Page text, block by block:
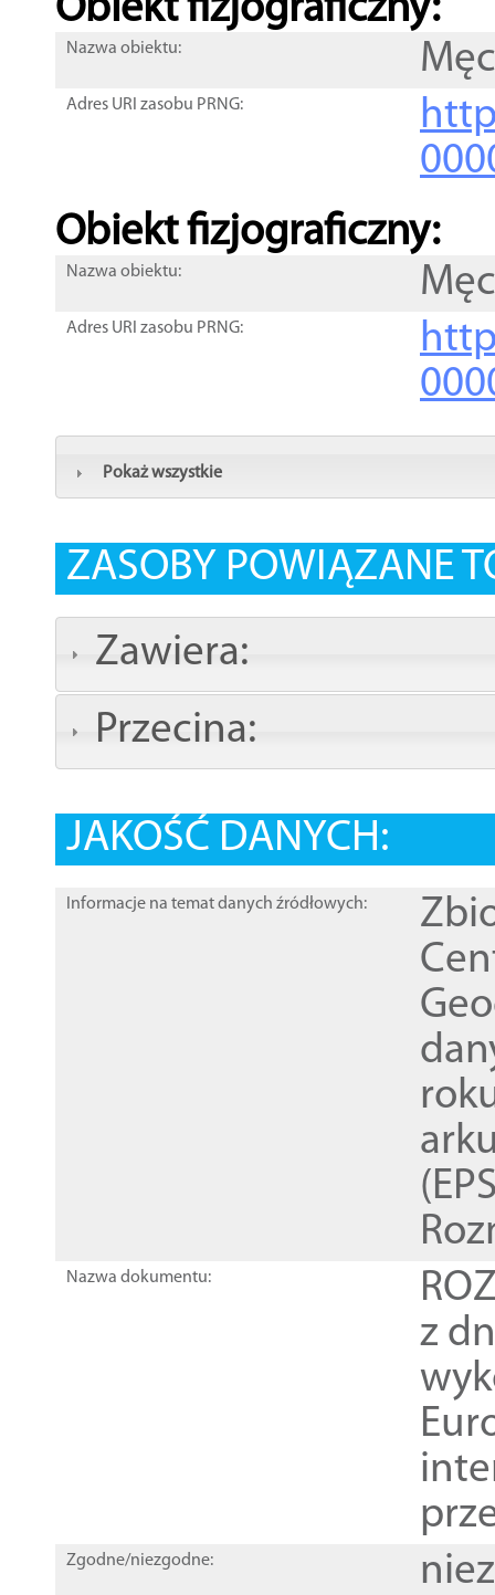
Obiekt fizjograficzny:
Nazwa obiektu:
Adres URI zasobu PRNG:
Obiekt fizjograficzny:
Nazwa obiektu:
Adres URI zasobu PRNG:
Pokaż wszystkie
ZASOBY POWIĄZANE
Zawiera:
Przecina:
JAKOŚĆ DANYCH:
Informacje na temat danych źródłowych:
Nazwa dokumentu:
z
Zgodne/niezgodne: